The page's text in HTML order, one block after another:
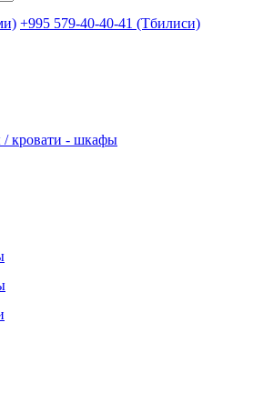
+995 579-40-40-41 (Тбилиси)
/ кровати - шкафы